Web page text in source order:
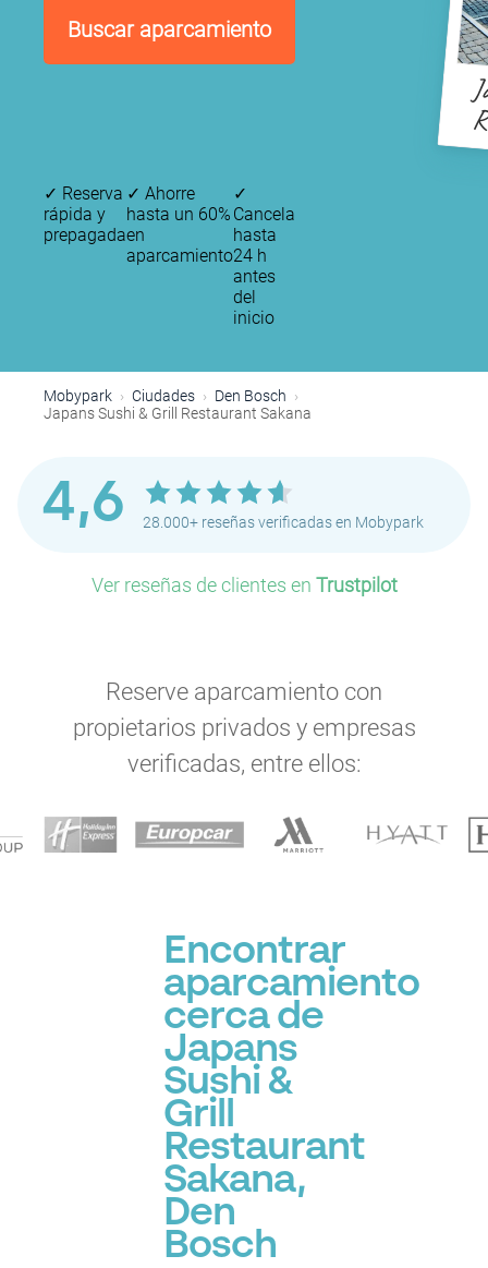
Buscar aparcamiento
✓ Reserva
rápida y
prepagada
✓ Ahorre
hasta un 60%
en
aparcamiento
✓
Cancela
hasta
24 h
antes
del
inicio
Mobypark Ciudades
Den Bosch
Japans Sushi & Grill Restaurant Sakana
4,6 28.000+ reseñas verificadas en Mobypark
Ver reseñas de clientes en Trustpilot
Reserve aparcamiento con
propietarios privados y empresas
verificadas, entre ellos:
Encontrar
aparcamiento
cerca de
Japans
Sushi &
Grill
Restaurant
Sakana,
Den
Bosch